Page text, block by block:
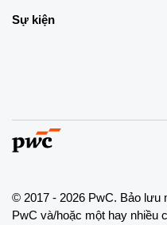
Sự kiện
© 2017 - 2026 PwC. Bảo lưu
PwC và/hoặc một hay nhiều